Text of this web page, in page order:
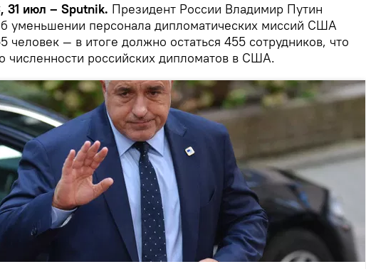
июл – Sputnik. Президент России Владимир Путин
уменьшении персонала дипломатических миссий США
человек — в итоге должно остаться 455 сотрудников, что
численности российских дипломатов в США.